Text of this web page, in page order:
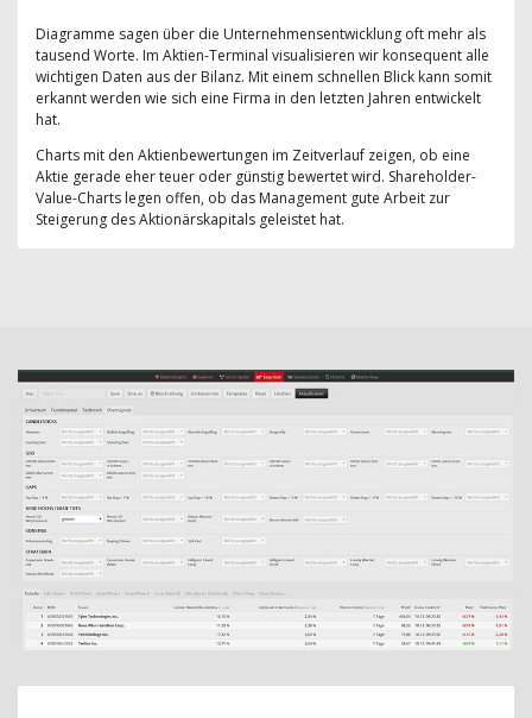
Diagramme sagen über die Unternehmensentwicklung oft mehr als
tausend Worte. Im Aktien-Terminal visualisieren wir konsequent alle
wichtigen Daten aus der Bilanz. Mit einem schnellen Blick kann somit
erkannt werden wie sich eine Firma in den letzten Jahren entwickelt
hat.
Charts mit den Aktienbewertungen im Zeitverlauf zeigen, ob eine
Aktie gerade eher teuer oder günstig bewertet wird. Shareholder-
Value-Charts legen offen, ob das Management gute Arbeit zur
Steigerung des Aktionärskapitals geleistet hat.